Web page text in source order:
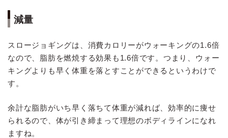
減量
スロージョギングは、消費カロリーがウォーキングの1.6倍
なので、脂肪を燃焼する効果も1.6倍です。つまり、ウォー
キングよりも早く体重を落とすことができるというわけで
す。
余計な脂肪がいち早く落ちて体重が減れば、効率的に痩せ
られるので、体が引き締まって理想のボディラインになれ
ますね。